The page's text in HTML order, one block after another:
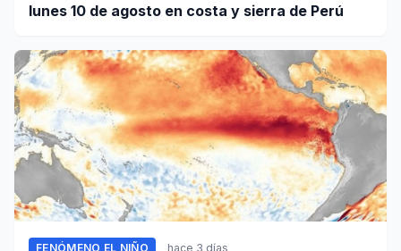
lunes 10 de agosto en costa y sierra de Perú
FENÓMENO EL NIÑO hace 3 días